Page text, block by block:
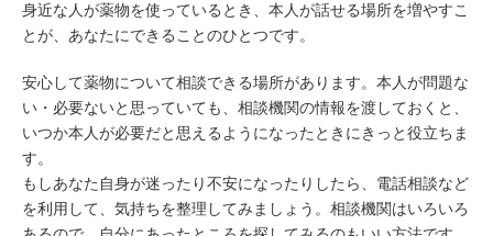
身近な人が薬物を使っているとき、本人が話せる場所を増やすこ
とが、あなたにできることのひとつです。
安心して薬物について相談できる場所があります。本人が問題な
い・必要ないと思っていても、相談機関の情報を渡しておくと、
いつか本人が必要だと思えるようになったときにきっと役立ちま
す。
もしあなた自身が迷ったり不安になったりしたら、電話相談など
を利用して、気持ちを整理してみましょう。相談機関はいろいろ